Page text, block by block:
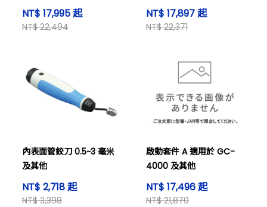
NT$ 17,995 起
NT$ 22,494
及其他
NT$ 17,897 起
NT$ 22,371
內表面管鉸刀 0.5~3 毫米
及其他
NT$ 2,718 起
NT$ 3,398
啟動套件 A 適用於 GC-
4000 及其他
NT$ 17,496 起
NT$ 21,870